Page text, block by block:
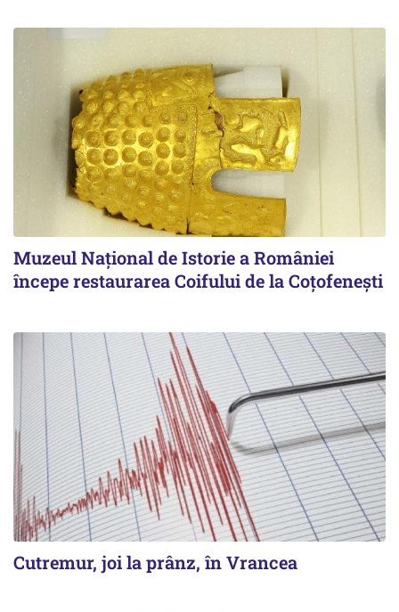
Muzeul Național de Istorie a României
începe restaurarea Coifului de la Coțofenești
Cutremur, joi la prânz, în Vrancea